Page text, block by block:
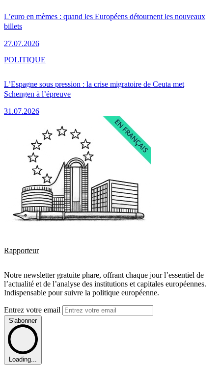
L’euro en mèmes : quand les Européens détournent les nouveaux
billets
27.07.2026
L’Espagne sous pression : la crise migratoire de Ceuta met
Schengen à l’épreuve
31.07.2026
POLITIQUE
Rapporteur
Notre newsletter gratuite phare, offrant chaque jour l’essentiel de
l’actualité et de l’analyse des institutions et capitales européennes.
Indispensable pour suivre la politique européenne.
Entrez votre email
S'abonner
Loading...